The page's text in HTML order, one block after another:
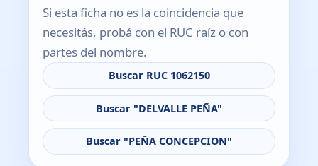
Si esta ficha no es la coincidencia que
necesitás, probá con el RUC raíz o con
partes del nombre.
Buscar RUC 1062150
Buscar "DELVALLE PEÑA"
Buscar "PEÑA CONCEPCION"